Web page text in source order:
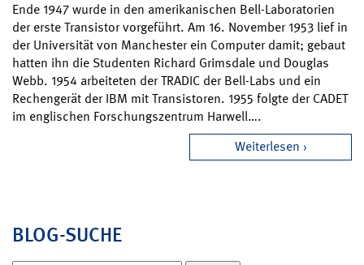
Ende 1947 wurde in den amerikanischen Bell-Laboratorien
der erste Transistor vorgeführt. Am 16. November 1953 lief in
der Universität von Manchester ein Computer damit; gebaut
hatten ihn die Studenten Richard Grimsdale und Douglas
Webb. 1954 arbeiteten der TRADIC der Bell-Labs und ein
Rechengerät der IBM mit Transistoren. 1955 folgte der CADET
im englischen Forschungszentrum Harwell….
Weiterlesen
BLOG-SUCHE